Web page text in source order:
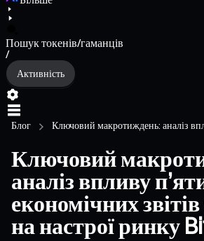
Пошук токенів/гаманців
/
Активність
Блог Ключовий макротиждень: аналіз
Ключовий
аналіз впливу
економічних
на настрої ринку